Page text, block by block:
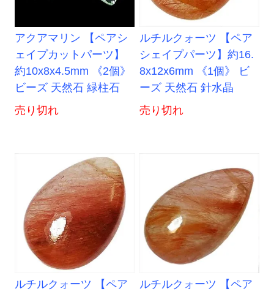
アクアマリン 【ペアシ
ェイプカットパーツ】
約10x8x4.5mm 《2個》
ビーズ 天然石 緑柱石
売り切れ
ルチルクォーツ 【ペア
シェイプパーツ】約16.
8x12x6mm 《1個》 ビ
ーズ 天然石 針水晶
売り切れ
ルチルクォーツ 【ペア
ルチルクォーツ 【ペア